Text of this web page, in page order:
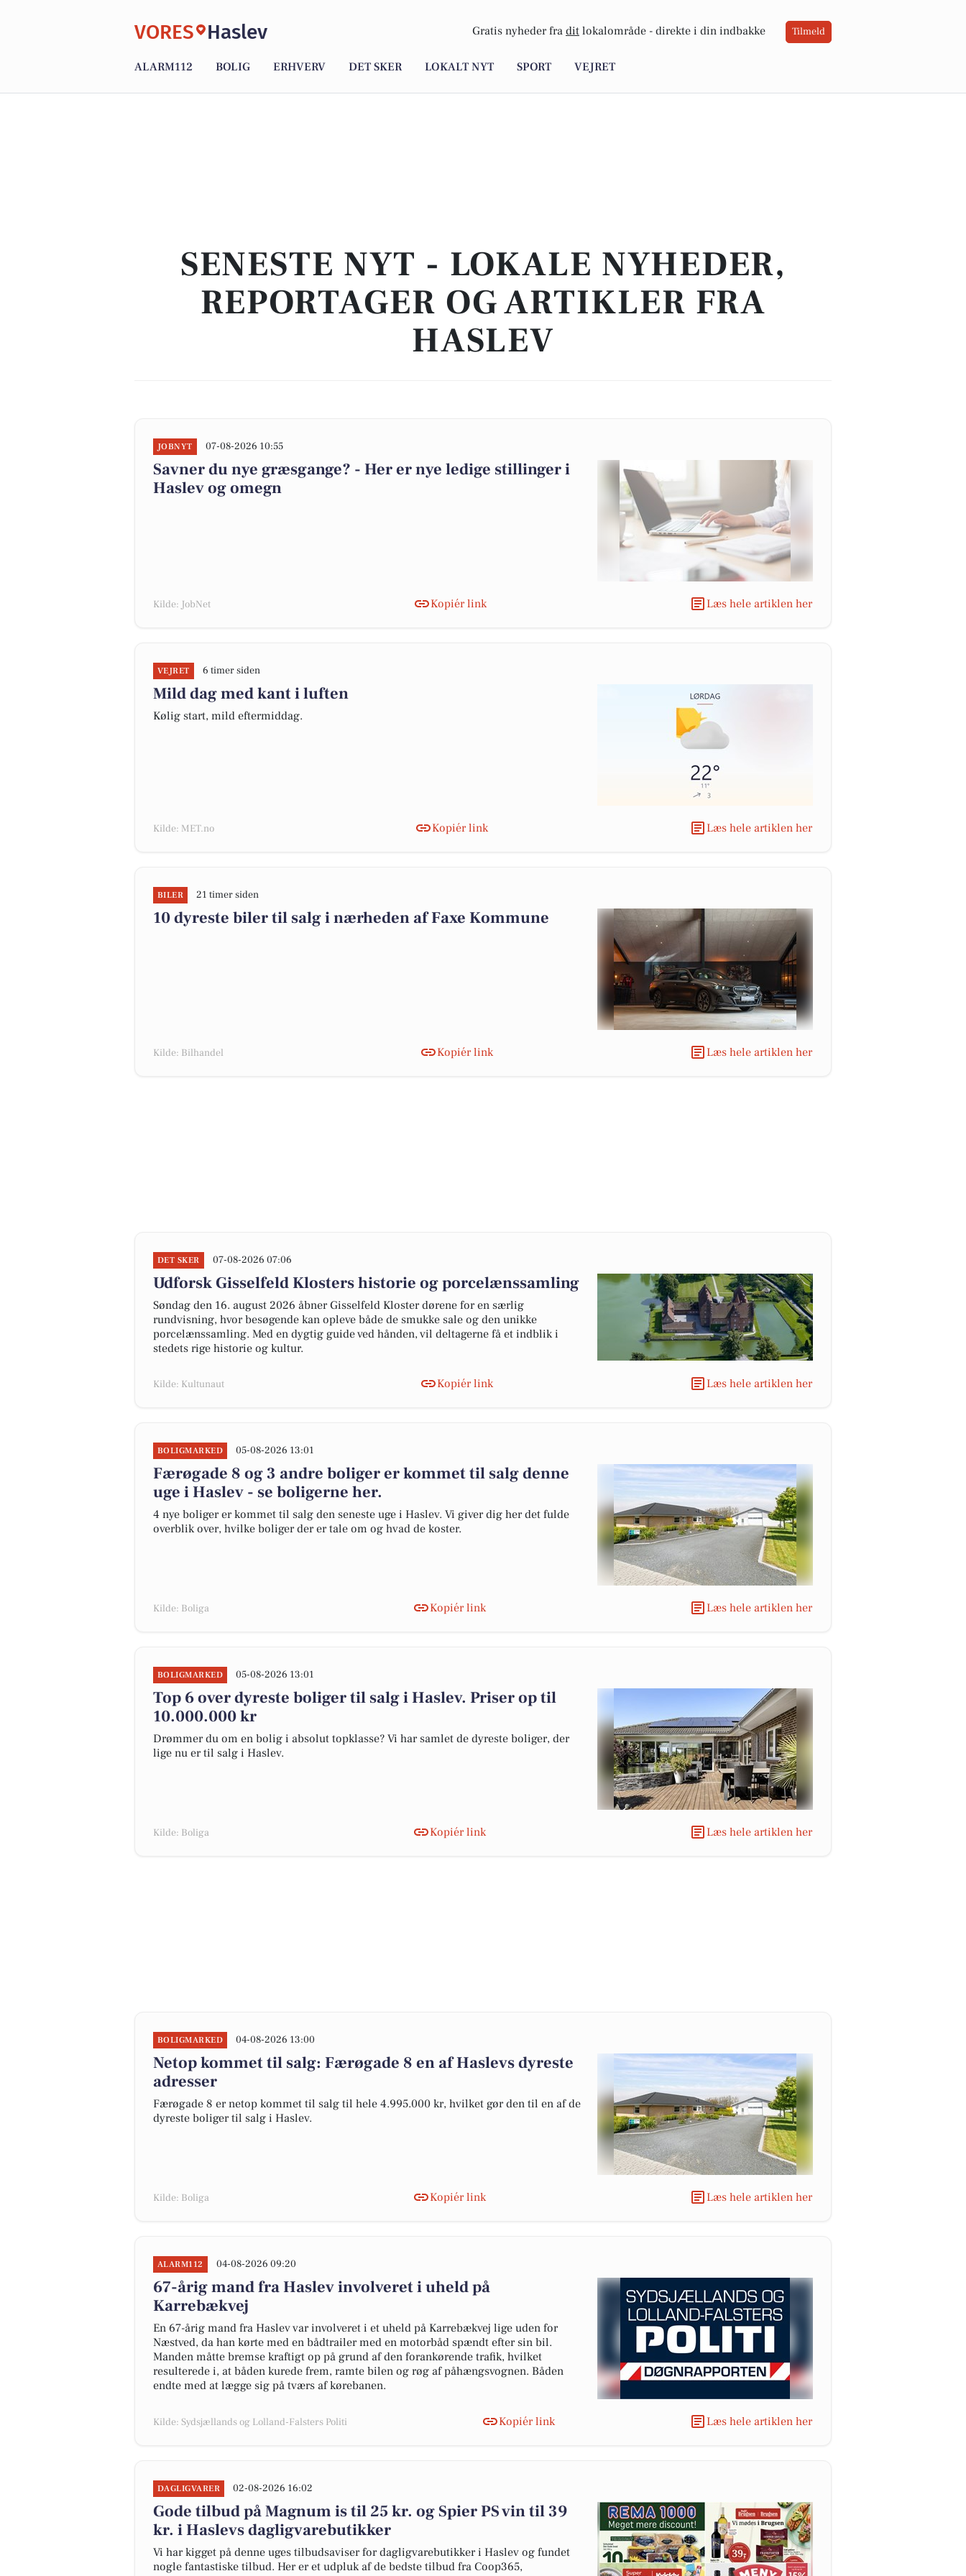
VORES Haslev Gratis nyheder fra dit lokalområde - direkte i din indbakke Tilmeld
ALARM112 BOLIG ERHVERV DET SKER LOKALT NYT SPORT VEJRET
SENESTE NYT - LOKALE NYHEDER,
REPORTAGER OG ARTIKLER FRA
HASLEV
JOBNYT 07-08-2026 10:55
Savner du nye græsgange? - Her er nye ledige stillinger i
Haslev og omegn
Kilde: JobNet Kopiér link Læs hele artiklen her
VEJRET 6 timer siden
Mild dag med kant i luften
Kølig start, mild eftermiddag.
Kilde: MET.no Kopiér link Læs hele artiklen her
BILER 21 timer siden
10 dyreste biler til salg i nærheden af Faxe Kommune
Kilde: Bilhandel Kopiér link Læs hele artiklen her
DET SKER 07-08-2026 07:06
Udforsk Gisselfeld Klosters historie og porcelænssamling
Søndag den 16. august 2026 åbner Gisselfeld Kloster dørene for en særlig
rundvisning, hvor besøgende kan opleve både de smukke sale og den unikke
porcelænssamling. Med en dygtig guide ved hånden, vil deltagerne få et indblik i
stedets rige historie og kultur.
Kilde: Kultunaut Kopiér link Læs hele artiklen her
BOLIGMARKED 05-08-2026 13:01
Færøgade 8 og 3 andre boliger er kommet til salg denne
uge i Haslev - se boligerne her.
4 nye boliger er kommet til salg den seneste uge i Haslev. Vi giver dig her det fulde
overblik over, hvilke boliger der er tale om og hvad de koster.
Kilde: Boliga Kopiér link Læs hele artiklen her
BOLIGMARKED 05-08-2026 13:01
Top 6 over dyreste boliger til salg i Haslev. Priser op til
10.000.000 kr
Drømmer du om en bolig i absolut topklasse? Vi har samlet de dyreste boliger, der
lige nu er til salg i Haslev.
Kilde: Boliga Kopiér link Læs hele artiklen her
BOLIGMARKED 04-08-2026 13:00
Netop kommet til salg: Færøgade 8 en af Haslevs dyreste
adresser
Færøgade 8 er netop kommet til salg til hele 4.995.000 kr, hvilket gør den til en af de
dyreste boliger til salg i Haslev.
Kilde: Boliga Kopiér link Læs hele artiklen her
ALARM112 04-08-2026 09:20
67-årig mand fra Haslev involveret i uheld på
Karrebækvej
En 67-årig mand fra Haslev var involveret i et uheld på Karrebækvej lige uden for
Næstved, da han kørte med en bådtrailer med en motorbåd spændt efter sin bil.
Manden måtte bremse kraftigt op på grund af den forankørende trafik, hvilket
resulterede i, at båden kurede frem, ramte bilen og røg af påhængsvognen. Båden
endte med at lægge sig på tværs af kørebanen.
Kilde: Sydsjællands og Lolland-Falsters Politi Kopiér link Læs hele artiklen her
DAGLIGVARER 02-08-2026 16:02
Gode tilbud på Magnum is til 25 kr. og Spier PS vin til 39
kr. i Haslevs dagligvarebutikker
Vi har kigget på denne uges tilbudsaviser for dagligvarebutikker i Haslev og fundet
nogle fantastiske tilbud. Her er et udpluk af de bedste tilbud fra Coop365,